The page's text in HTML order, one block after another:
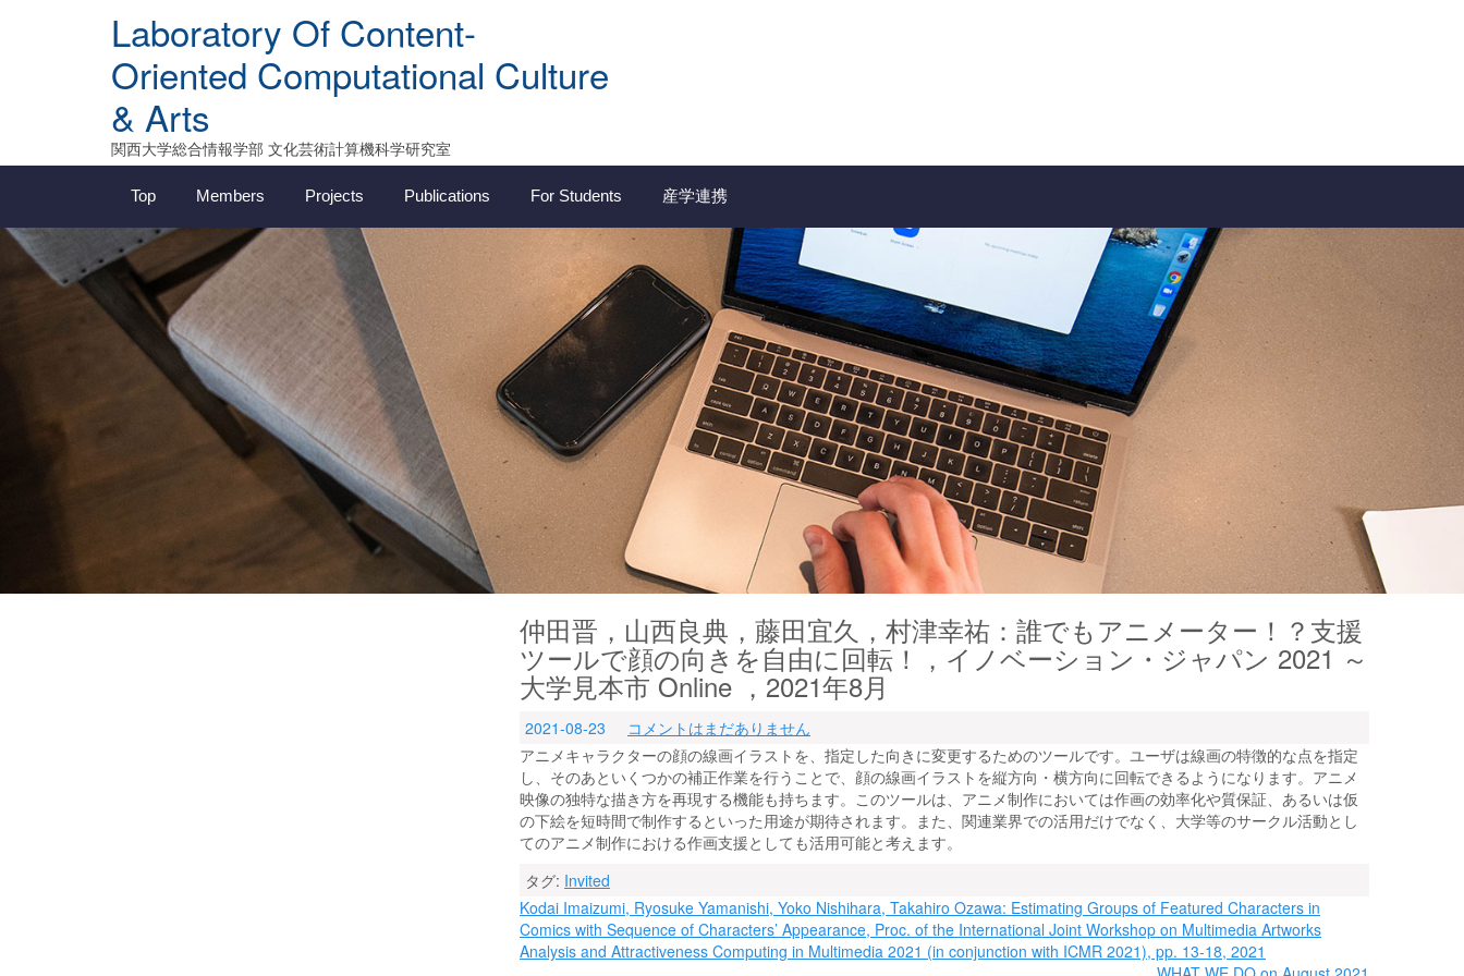
Laboratory Of Content-
Oriented Computational Culture
& Arts
関西大学総合情報学部 文化芸術計算機科学研究室
Top Members Projects Publications For Students 産学連携
仲田晋，山西良典，藤田宜久，村津幸祐：誰でもアニメーター！？支援
ツールで顔の向きを自由に回転！，イノベーション・ジャパン 2021 ～
大学見本市 Online ，2021年8月
2021-08-23
コメントはまだありません
アニメキャラクターの顔の線画イラストを、指定した向きに変更するためのツールです。ユーザは線画の特徴的な点を指定
し、そのあといくつかの補正作業を行うことで、顔の線画イラストを縦方向・横方向に回転できるようになります。アニメ
映像の独特な描き方を再現する機能も持ちます。このツールは、アニメ制作においては作画の効率化や質保証、あるいは仮
の下絵を短時間で制作するといった用途が期待されます。また、関連業界での活用だけでなく、大学等のサークル活動とし
てのアニメ制作における作画支援としても活用可能と考えます。
タグ: Invited
投
稿
Kodai Imaizumi, Ryosuke Yamanishi, Yoko Nishihara, Takahiro Ozawa: Estimating Groups of Featured Characters in
Comics with Sequence of Characters’ Appearance, Proc. of the International Joint Workshop on Multimedia Artworks
Analysis and Attractiveness Computing in Multimedia 2021 (in conjunction with ICMR 2021), pp. 13-18, 2021